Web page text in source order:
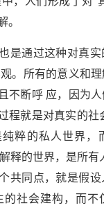
。
是通过这种对真
。所有的意义和理
不断呼 应，因为
程就是对真实的社
粹的私人世界，
释的世界，是所有
共同点，就是假
的社会建构，而不